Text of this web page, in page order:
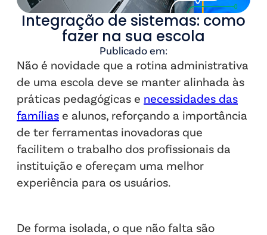
Integração de sistemas: como
fazer na sua escola
Publicado em:
Não é novidade que a rotina administrativa
de uma escola deve se manter alinhada às
práticas pedagógicas e necessidades das
famílias e alunos, reforçando a importância
de ter ferramentas inovadoras que
facilitem o trabalho dos profissionais da
instituição e ofereçam uma melhor
experiência para os usuários.
De forma isolada, o que não falta são